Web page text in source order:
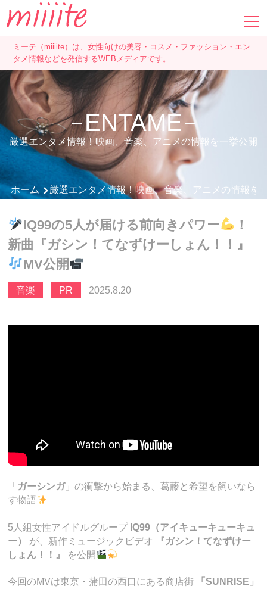
ミーテ（miiiite）は、女性向けの美容・コスメ・ファッション・エン
タメ情報などを発信するWEBメディアです。
ENTAME
厳選エンタメ情報！映画、音楽、アニメの情報を一挙公開
ホーム 厳選エンタメ情報！映画、音楽、アニメの情報を
IQ99の5人が届ける前向きパワー
！
新曲『ガシン！てなずけーしょん！！』
MV公開
音楽 PR 2025.8.20
「 ガーシンガ」の衝撃から始まる、葛藤と希望を飼いなら
す物語
5人組女性アイドルグループ IQ99（アイキューキューキュ
ー）
が、新作ミュージックビデオ
『ガシン！てなずけー
しょん！！』
を公開
今回のMVは東京・蒲田の西口にある商店街
「SUNRISE」